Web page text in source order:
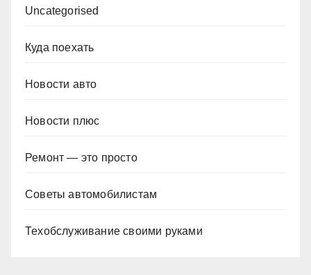
Uncategorised
Куда поехать
Новости авто
Новости плюс
Ремонт — это просто
Советы автомобилистам
Техобслуживание своими руками